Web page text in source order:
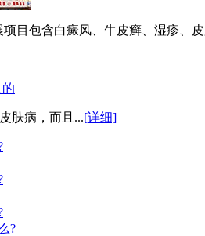
项目包含白癜风、牛皮癣、湿疹
肤病，而且...[详细]
?